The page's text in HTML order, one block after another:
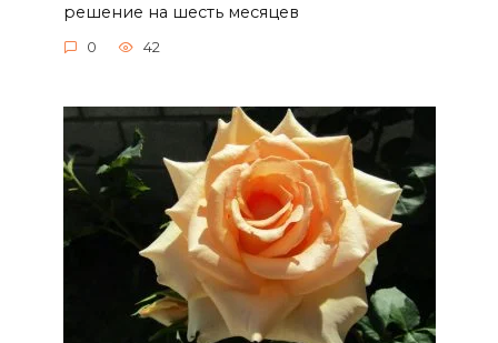
решение на шесть месяцев
0 42